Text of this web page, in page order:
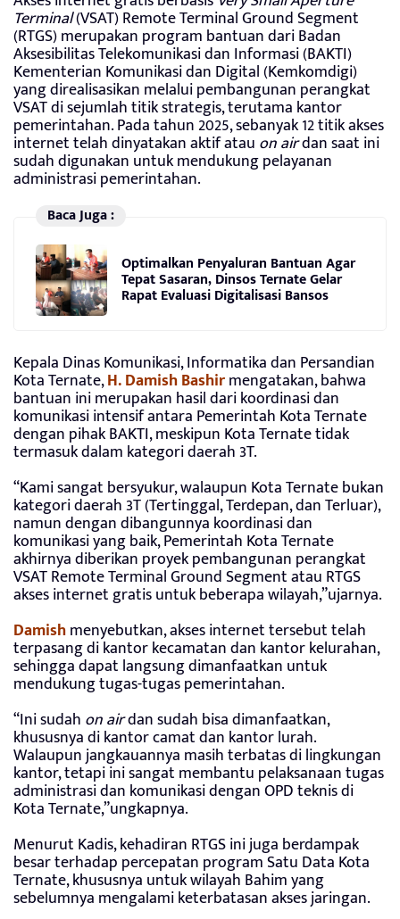
Terminal(VSAT) Remote Terminal Ground Segment
(RTGS) merupakan program bantuan dari Badan
Aksesibilitas Telekomunikasi dan Informasi (BAKTI)
Kementerian Komunikasi dan Digital (Kemkomdigi)
yang direalisasikan melalui pembangunan perangkat
VSAT di sejumlah titik strategis, terutama kantor
pemerintahan. Pada tahun 2025, sebanyak 12 titik akses
internet telah dinyatakan aktif atau on airdan saat ini
sudah digunakan untuk mendukung pelayanan
administrasi pemerintahan.
Baca Juga :
Optimalkan Penyaluran Bantuan Agar
Tepat Sasaran, Dinsos Ternate Gelar
Rapat Evaluasi Digitalisasi Bansos
Kepala Dinas Komunikasi, Informatika dan Persandian
Kota Ternate,H. Damish Bashirmengatakan, bahwa
bantuan ini merupakan hasil dari koordinasi dan
komunikasi intensif antara Pemerintah Kota Ternate
dengan pihak BAKTI, meskipun Kota Ternate tidak
termasuk dalam kategori daerah 3T.
“Kami sangat bersyukur, walaupun Kota Ternate bukan
kategori daerah 3T (Tertinggal, Terdepan, dan Terluar),
namun dengan dibangunnya koordinasi dan
komunikasi yang baik, Pemerintah Kota Ternate
akhirnya diberikan proyek pembangunan perangkat
VSAT Remote Terminal Ground Segment atau RTGS
akses internet gratis untuk beberapa wilayah,”ujarnya.
Damishmenyebutkan, akses internet tersebut telah
terpasang di kantor kecamatan dan kantor kelurahan,
sehingga dapat langsung dimanfaatkan untuk
mendukung tugas-tugas pemerintahan.
“Ini sudah on airdan sudah bisa dimanfaatkan,
khususnya di kantor camat dan kantor lurah.
Walaupun jangkauannya masih terbatas di lingkungan
kantor, tetapi ini sangat membantu pelaksanaan tugas
administrasi dan komunikasi dengan OPD teknis di
Kota Ternate,”ungkapnya.
Menurut Kadis, kehadiran RTGS ini juga berdampak
besar terhadap percepatan program Satu Data Kota
Ternate, khususnya untuk wilayah Bahim yang
sebelumnya mengalami keterbatasan akses jaringan.